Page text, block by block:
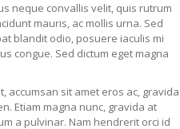
neque convallis velit, quis rutrum
mauris, ac mollis urna. Sed
blandit odio, posuere iaculis mi
congue. Sed dictum eget magna
accumsan sit amet eros ac, gravida
Etiam magna nunc, gravida at
a pulvinar. Nam hendrerit orci id